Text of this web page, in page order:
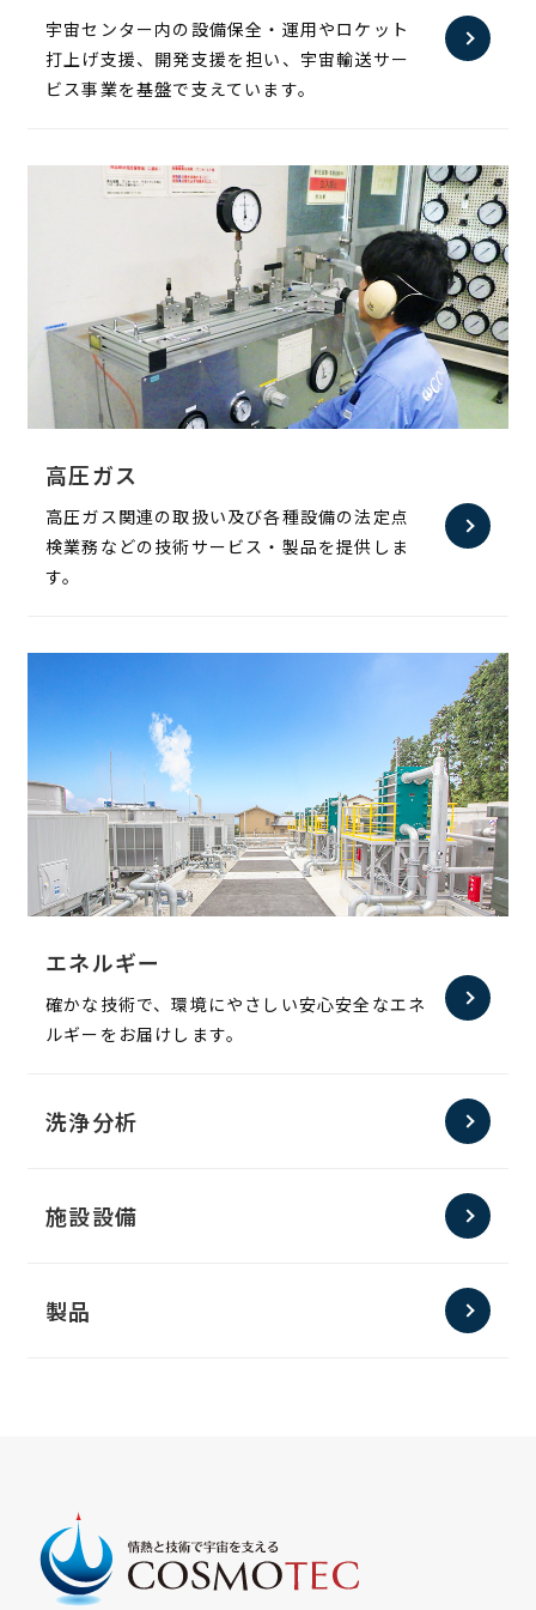
宇宙センター内の設備保全・運用やロケット
打上げ支援、開発支援を担い、宇宙輸送サー
ビス事業を基盤で支えています。
高圧ガス
高圧ガス関連の取扱い及び各種設備の法定点
検業務などの技術サービス・製品を提供しま
す。
エネルギー
確かな技術で、環境にやさしい安心安全なエネ
ルギーをお届けします。
洗浄分析
施設設備
製品